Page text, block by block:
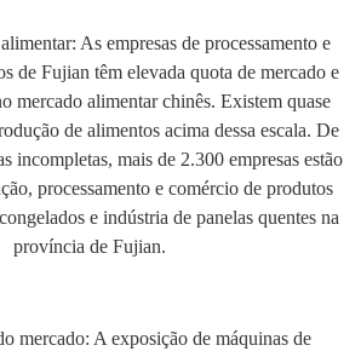
As empresas de processamento e
de Fujian têm elevada quota de mercado e
mercado alimentar chinês. Existem quase
de alimentos acima dessa escala. De
incompletas, mais de 2.300 empresas estão
processamento e comércio de produtos
e indústria de panelas quentes na
província de Fujian.
mercado: A exposição de máquinas de